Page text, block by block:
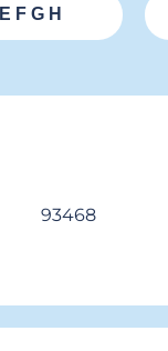
E F G H